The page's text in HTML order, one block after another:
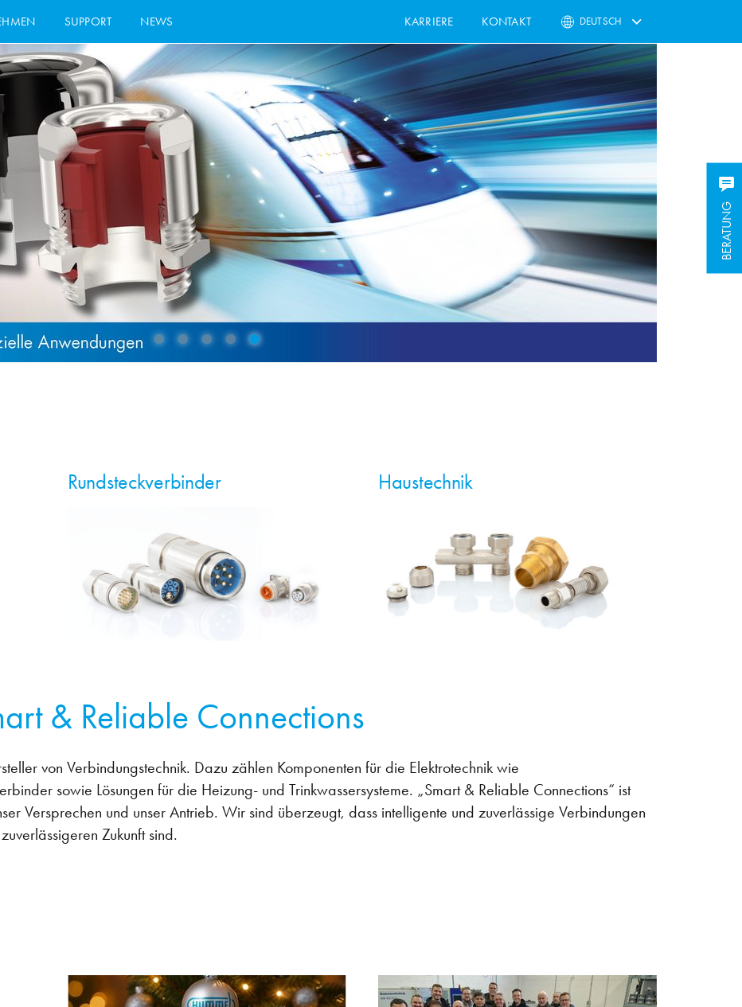
SUPPORT NEWS KARRIERE KONTAKT DEUTSCH
BERATUNG
Rundsteckverbinder Haustechnik
& Reliable Connections
von Verbindungstechnik. Dazu zählen Komponenten für die Elektrotechnik wie
sowie Lösungen für die Heizung- und Trinkwassersysteme. „Smart & Reliable Connections“ ist
Versprechen und unser Antrieb. Wir sind überzeugt, dass intelligente und zuverlässige Verbindungen
Zukunft sind.